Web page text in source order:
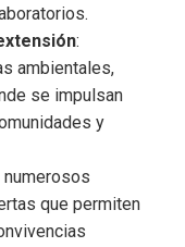
:
ambientales,
se impulsan
y
numerosos
que permiten